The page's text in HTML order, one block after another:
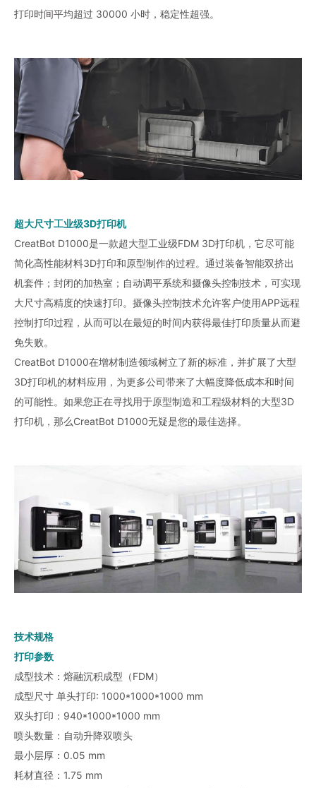
打印时间平均超过 30000 小时，稳定性超强。
超大尺寸工业级3D打印机
CreatBot D1000是一款超大型工业级FDM 3D打印机，它尽可能
简化高性能材料3D打印和原型制作的过程。通过装备智能双挤出
机套件；封闭的加热室；自动调平系统和摄像头控制技术，可实现
大尺寸高精度的快速打印。摄像头控制技术允许客户使用APP远程
控制打印过程，从而可以在最短的时间内获得最佳打印质量从而避
免失败。
CreatBot D1000在增材制造领域树立了新的标准，并扩展了大型
3D打印机的材料应用，为更多公司带来了大幅度降低成本和时间
的可能性。如果您正在寻找用于原型制造和工程级材料的大型3D
打印机，那么CreatBot D1000无疑是您的最佳选择。
技术规格
打印参数
成型技术：熔融沉积成型（FDM）
成型尺寸 单头打印: 1000*1000*1000 mm
双头打印：940*1000*1000 mm
喷头数量：自动升降双喷头
最小层厚：0.05 mm
耗材直径：1.75 mm